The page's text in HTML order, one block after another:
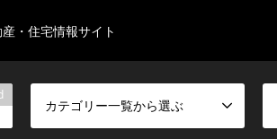
・住宅情報サイト
カテゴリー一覧から選ぶ